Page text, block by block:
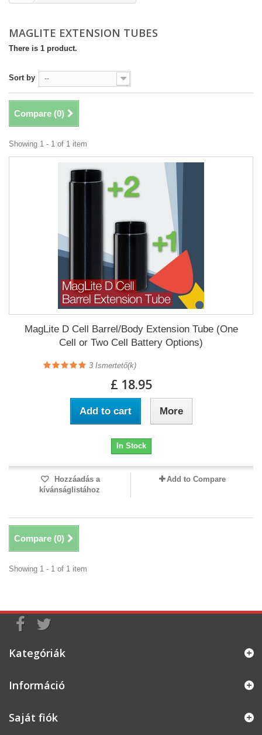
MAGLITE EXTENSION TUBES
There is 1 product.
Sort by --
Compare (0)
Showing 1 - 1 of 1 item
MagLite D Cell Barrel/Body Extension Tube (One
Cell or Two Cell Battery Options)
3 Ismertető(k)
£ 18.95
Add to cart More
In Stock
Hozzáadás a
kívánságlistához
Add to Compare
Compare (0)
Showing 1 - 1 of 1 item
Kategóriák
Információ
Saját fiók